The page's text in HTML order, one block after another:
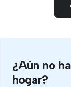
¿Aún no
hogar?